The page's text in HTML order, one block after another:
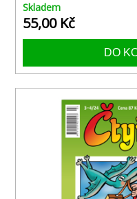
Skladem
55,00 Kč